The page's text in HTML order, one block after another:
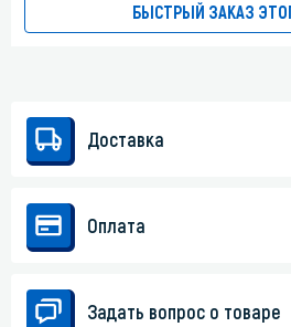
БЫСТРЫЙ ЗАКАЗ
Доставка
Оплата
Задать вопрос о товаре